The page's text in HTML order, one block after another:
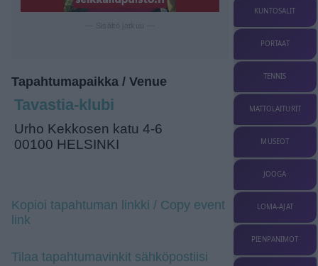
Tapahtumapaikka / Venue
Tavastia-klubi
Urho Kekkosen katu 4-6
00100 HELSINKI
Kopioi tapahtuman linkki / Copy event
link
Tilaa tapahtumavinkit sähköpostiisi
KUNTOSALIT
PORTAAT
TENNIS
MATTOLAITURIT
MUSEOT
JOOGA
LOMA-AJAT
PIENPANIMOT